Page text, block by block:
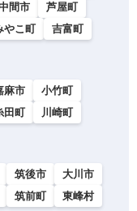
間市
芦屋町
やこ町
吉富町
麻市
小竹町
田町
川崎町
筑後市
大川市
筑前町
東峰村